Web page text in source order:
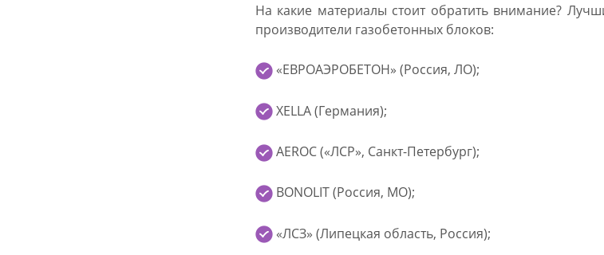
На какие материалы стоит обратить внимание?
производители газобетонных блоков:
«ЕВРОАЭРОБЕТОН» (Россия, ЛО);
XELLA (Германия);
AEROC («ЛСР», Санкт-Петербург);
BONOLIT (Россия, МО);
«ЛСЗ» (Липецкая область, Россия);